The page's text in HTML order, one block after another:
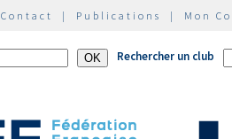
Contact | Publications | Mon
Rechercher un club